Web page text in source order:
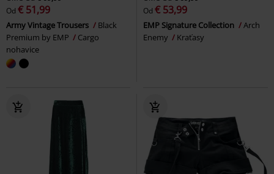
Od € 51,99
Army Vintage Trousers
Black
Premium by EMP
Cargo
nohavice
Od € 53,99
EMP Signature Collection
Arch
Enemy
Kraťasy